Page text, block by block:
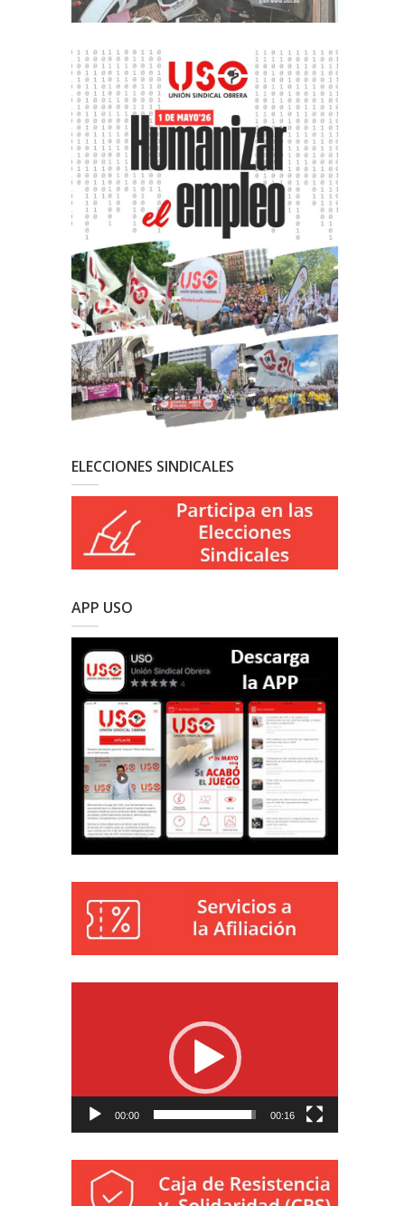
ELECCIONES SINDICALES
APP USO
00:00 00:16